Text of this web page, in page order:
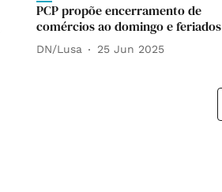
PCP propõe encerramento de
comércios ao domingo e feriados
DN/Lusa 25 Jun 2025